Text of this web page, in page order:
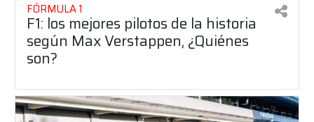
FÓRMULA 1
F1: los mejores pilotos de la historia
según Max Verstappen, ¿Quiénes
son?